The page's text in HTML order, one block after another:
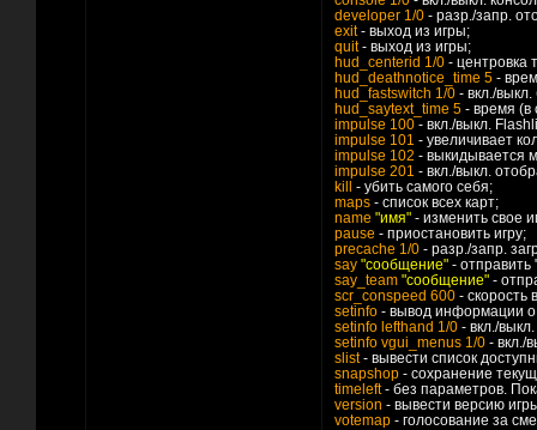
developer 1/0 - разр./запр.
exit- выход из игры;
quit- выход из игры;
hud_centerid 1/0 - центровка
hud_deathnotice_time 5 -
hud_fastswitch 1/0 - вкл./
hud_saytext_time 5 - время (в
impulse 100 - вкл./выкл.
impulse 101 - увеличивает
impulse 102 - выкидывается
impulse 201 - вкл./выкл.
kill
- убить самого себя;
maps - список всех карт;
name "имя" - изменить свое
pause - приостановить игру;
precache 1/0 - разр./запр.
say "сообщение" - отправить
say_team "сообщение" -
scr_conspeed 600 - скорость
setinfo - вывод информации о
setinfo lefthand 1/0 - вкл./
setinfo vgui_menus 1/0 - вкл./
slist- вывести список
snapshop - сохранение
timeleft- без параметров.
version - вывести версию
votemap - голосование за